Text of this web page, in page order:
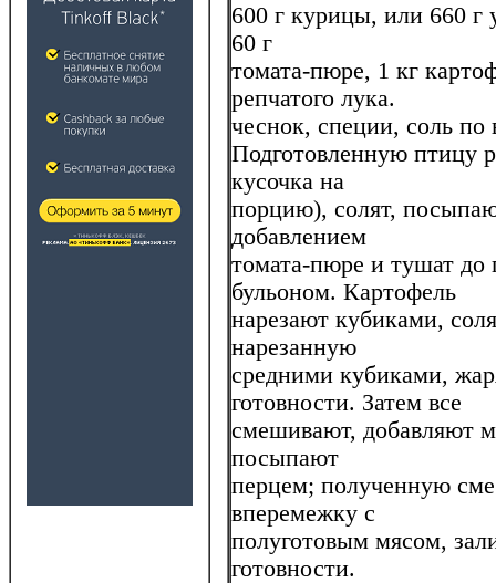
600 г курицы, или 660 г
60 г
томата-пюре, 1 кг
репчатого лука.
чеснок, специи, соль по
Подготовленную птицу
кусочка на
порцию), солят,
добавлением
томата-пюре и тушат до
бульоном. Картофель
нарезают кубиками,
нарезанную
средними кубиками,
готовности. Затем все
смешивают, добавляют
посыпают
перцем; полученную
вперемежку с
полуготовым мясом,
готовности.